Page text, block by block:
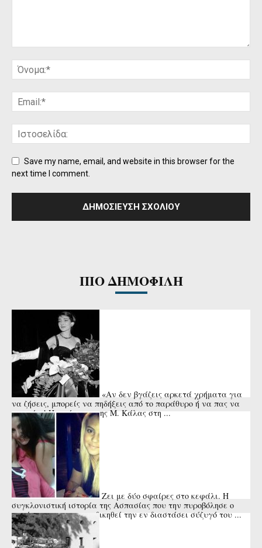
Save my name, email, and website in this browser for the
next time I comment.
ΠΙΟ ΔΗΜΟΦΙΛΗ
«Αν δεν βγάζεις αρκετά χρήματα για
να ζήσεις, μπορείς να πηδήξεις από το παράθυρο ή να πας να
πνιγείς»! Η απάντηση της Μ. Κάλας στη ...
Ζει με δύο σφαίρες στο κεφάλι. Η
συγκλονιστική ιστορία της Ασπασίας που την πυροβόλησε ο
πατέρας της για να εκδικηθεί την εν διαστάσει σύζυγό του ...